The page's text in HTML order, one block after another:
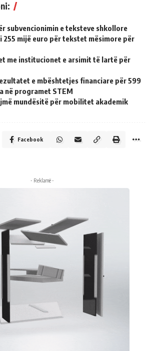
subvencionimin e teksteve shkollore
255 mijë euro për tekstet mësimore për
me institucionet e arsimit të lartë për
e mbështetjes financiare për 599
në programet STEM
mundësitë për mobilitet akademik
Facebook
- Reklamë -